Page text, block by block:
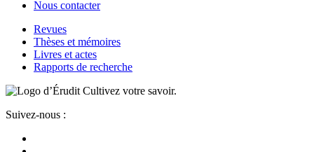
Nous contacter
Revues
Thèses et mémoires
Livres et actes
Rapports de recherche
Cultivez votre savoir.
Suivez-nous :